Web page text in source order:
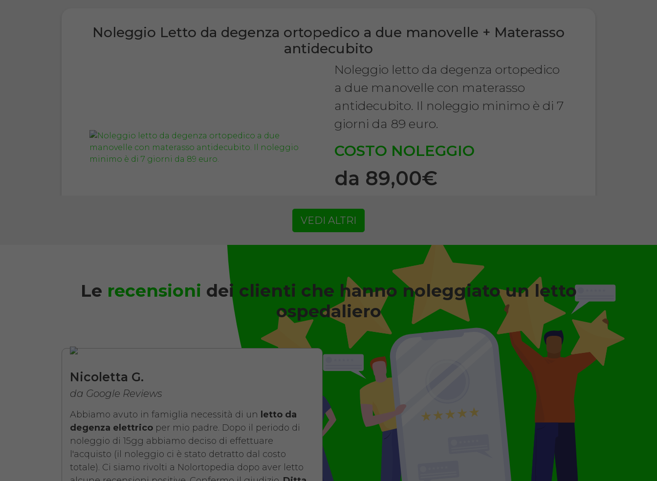
Noleggio Letto da degenza ortopedico a due manovelle + Materasso
antidecubito
Noleggio letto da degenza ortopedico
a due manovelle con materasso
antidecubito. Il noleggio minimo è di 7
giorni da 89 euro.
COSTO NOLEGGIO
da 89,00€
SCHEDA COMPLETA
Noleggio Letto da degenza ortopedico elettrico in legno + Materasso
Antidecubito
Noleggio letto da degenza ortopedico
elettrico in legno, completo di sponde
di contenimento con materasso
antidecubito. Noleggio minimo 7
giorni da 109 euro.
COSTO NOLEGGIO
da 109,01€
VEDI ALTRI
Le recensioni dei clienti che hanno noleggiato un letto
ospedaliero
Nicoletta G.
da Google Reviews
Abbiamo avuto in famiglia necessità di un letto da
degenza elettrico per mio padre. Dopo il periodo di
noleggio di 15gg abbiamo deciso di effettuare
l'acquisto (il noleggio ci è stato detratto dal costo
totale). Ci siamo rivolti a Nolortopedia dopo aver letto